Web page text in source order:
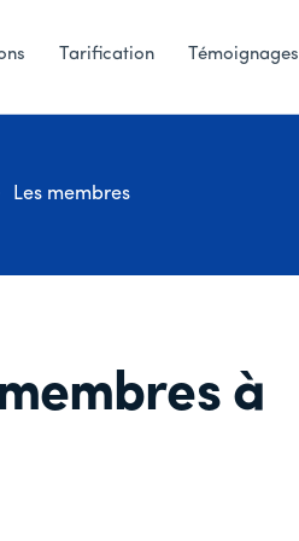
Tarification Témoignages
Les membres
à